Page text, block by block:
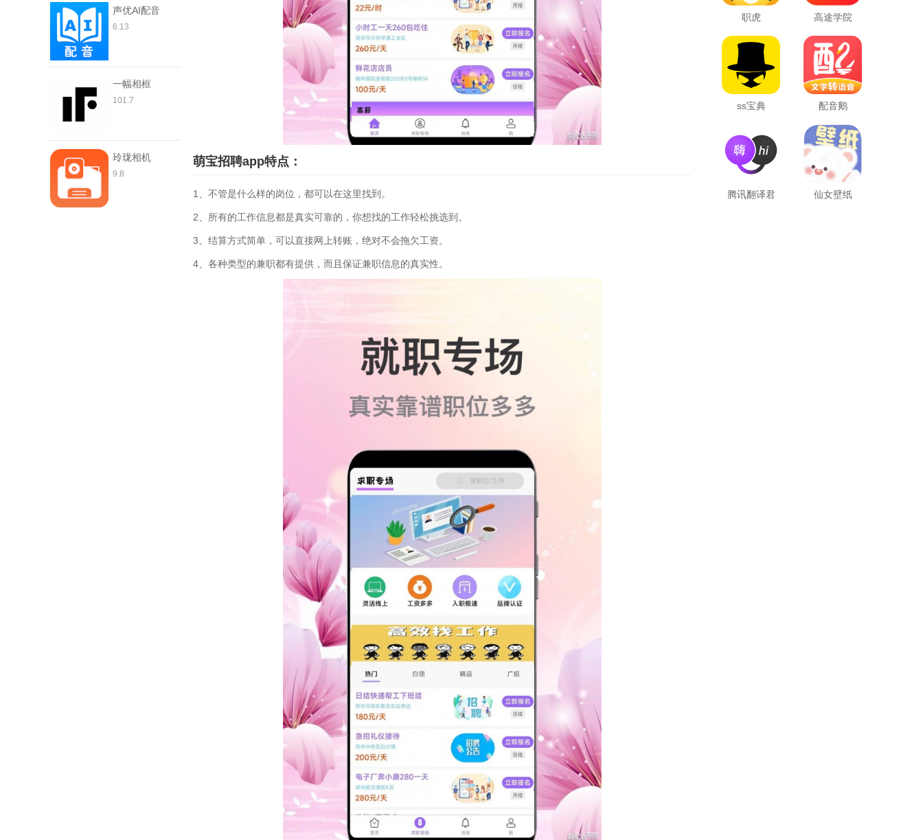
声优AI配音
6.13
一幅相框
101.7
玲珑相机
9.8
萌宝招聘app特点：
1、不管是什么样的岗位，都可以在这里找到。
2、所有的工作信息都是真实可靠的，你想找的工作轻松挑选到。
3、结算方式简单，可以直接网上转账，绝对不会拖欠工资。
4、各种类型的兼职都有提供，而且保证兼职信息的真实性。
职虎 高途学院
ss宝典 配音鹅
腾讯翻译君 仙女壁纸